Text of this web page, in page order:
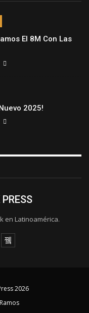
El 8M Con Las
2025!
en Latinoamérica.
2026